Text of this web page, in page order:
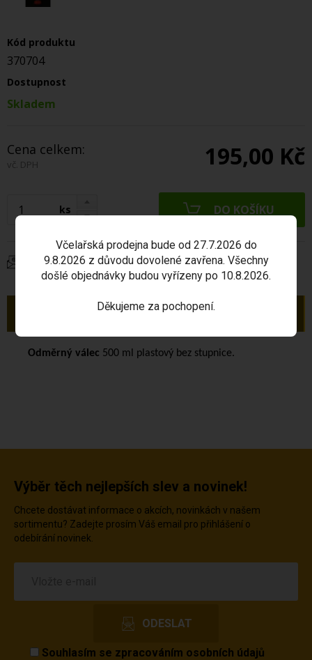
Kód produktu
370704
Dostupnost
Skladem
Cena celkem:
vč. DPH 195,00 Kč
ks
Dotaz na produkt
Odměrný válec 500 ml plastový bez stupnice.
Výběr těch nejlepších slev a novinek!
Chcete dostávat informace o akcích, novinkách v našem
sortimentu? Zadejte prosím Váš email pro přihlášení o
odebírání novinek.
Souhlasím se zpracováním osobních údajů
Včelařská prodejna bude od 27.7.2026 do
9.8.2026 z důvodu dovolené zavřena. Všechny
došlé objednávky budou vyřízeny po 10.8.2026.
Děkujeme za pochopení.